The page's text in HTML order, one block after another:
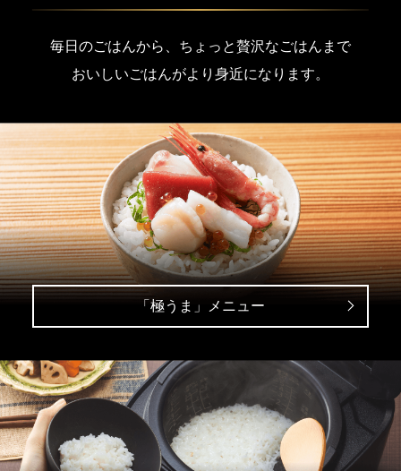
毎日のごはんから、ちょっと贅沢なごはんまで
おいしいごはんがより身近になります。
「極うま」メニュー